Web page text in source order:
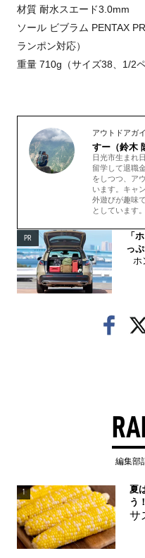
材質 耐水スエード3.0mm
ソール ビブラム PENTAX
ランポン対応）
重量 710g（サイズ38、1/2ペ
アウトドアガ
すー（鈴木
日光市生まれ
留学して退職
をしつつ、ア
います。キャ
外遊びが趣味
としています。
PR
「
っ
ホ
編集部
1
夏
う
サ